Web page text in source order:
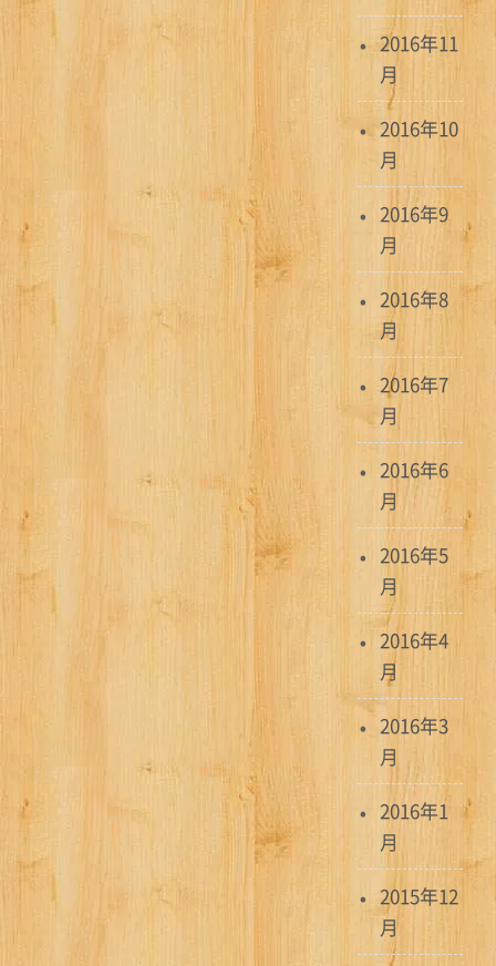
2016年11
月
2016年10
月
2016年9
月
2016年8
月
2016年7
月
2016年6
月
2016年5
月
2016年4
月
2016年3
月
2016年1
月
2015年12
月